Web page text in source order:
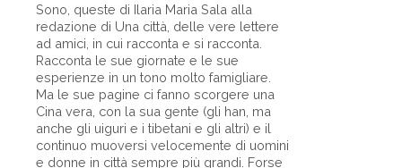
Sono, queste di Ilaria Maria Sala alla
redazione di Una città, delle vere lettere
ad amici, in cui racconta e si racconta.
Racconta le sue giornate e le sue
esperienze in un tono molto famigliare.
Ma le sue pagine ci fanno scorgere una
Cina vera, con la sua gente (gli han, ma
anche gli uiguri e i tibetani e gli altri) e il
continuo muoversi velocemente di uomini
e donne in città sempre più grandi. Forse